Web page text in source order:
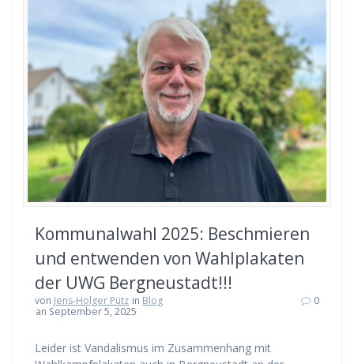
Kommunalwahl 2025: Beschmieren
und entwenden von Wahlplakaten
der UWG Bergneustadt!!!
von Jens-Holger Pütz in Blog
an September 5, 2025
0
Leider ist Vandalismus im Zusammenhang mit